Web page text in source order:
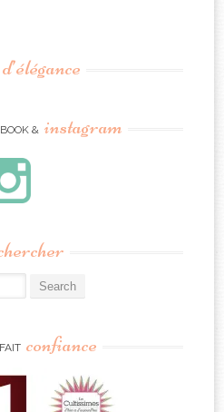
d’élégance
& instagram
confiance